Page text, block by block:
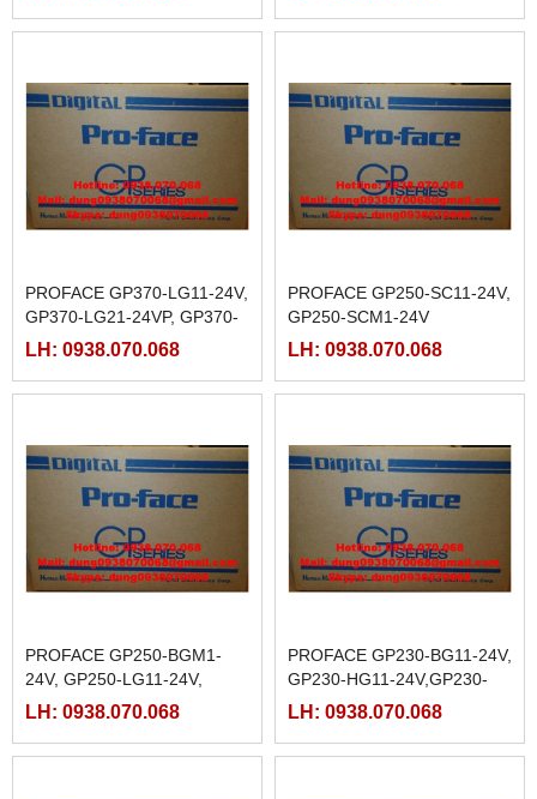
PROFACE GP370-LG11-24V,
GP370-LG21-24VP, GP370-
LG31-24VP, GP370-LG41-
LH: 0938.070.068
PROFACE GP250-SC11-24V,
GP250-SCM1-24V
LH: 0938.070.068
PROFACE GP250-BGM1-
24V, GP250-LG11-24V,
GP250-SC11-24V
LH: 0938.070.068
PROFACE GP230-BG11-24V,
GP230-HG11-24V,GP230-
LG11-24V,GP230-SC11-24V
LH: 0938.070.068